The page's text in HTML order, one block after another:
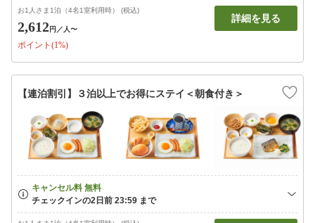
お1人さま1泊（4名1室利用時） (税込)
2,612円 ／人〜
ポイント(1%)
詳細を見る
【連泊割引】３泊以上でお得にステイ＜朝食付き＞